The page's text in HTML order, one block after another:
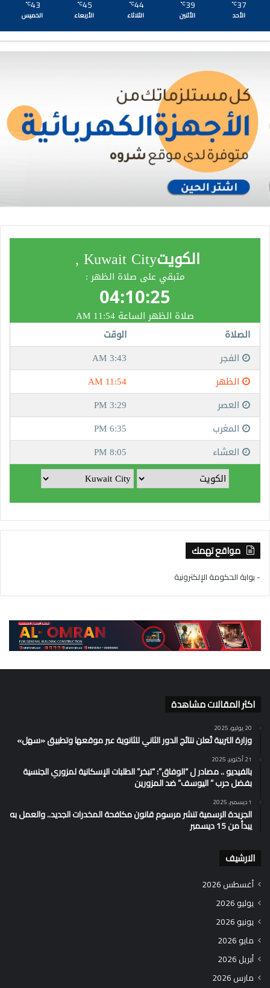
37
℃
الأحد
39
℃
الأثنين
44
℃
الثلاثاء
45
℃
الأربعاء
43
℃
الخميس
مواقع تهمك
- بوابة الحكومة الإلكترونية
اكثر المقالات مشاهدة
20 يوليو، 2025
وزارة التربية تُعلن نتائج الدور الثاني للثانوية عبر موقعها وتطبيق «سهل»
21 أكتوبر، 2025
بالفيديو .. مصادر ل “الوفاق”: “تبخر” الطلبات الإسكانية لمزوري الجنسية
بفضل حرب ” اليوسف” ضد المزورين
1 ديسمبر، 2025
الجريدة الرسمية تنشر مرسوم قانون مكافحة المخدرات الجديد.. والعمل به
يبدأ من 15 ديسمبر
الارشيف
أغسطس 2026
يوليو 2026
يونيو 2026
مايو 2026
أبريل 2026
مارس 2026